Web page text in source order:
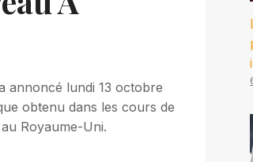
annoncé lundi 13 octobre
obtenu dans les cours de
Royaume-Uni.